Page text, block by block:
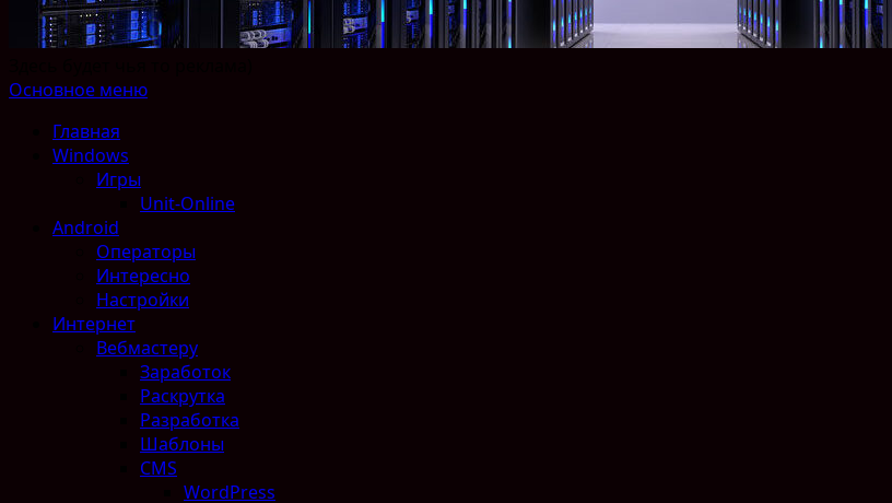
Основное меню
Главная
Windows
Игры
Unit-Online
Android
Операторы
Интересно
Настройки
Интернет
Вебмастеру
Заработок
Раскрутка
Разработка
Шаблоны
CMS
WordPress